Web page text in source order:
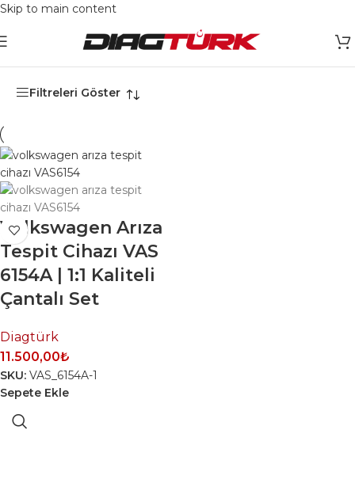
Skip to main content
Filtreleri Göster
Volkswagen Arıza
Tespit Cihazı VAS
6154A | 1:1 Kaliteli
Çantalı Set
Diagtürk
11.500,00₺
SKU: VAS_6154A-1
Sepete Ekle